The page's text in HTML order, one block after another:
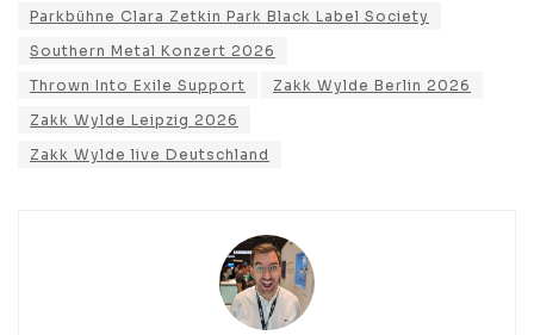
Parkbühne Clara Zetkin Park Black Label Society
Southern Metal Konzert 2026
Thrown Into Exile Support
Zakk Wylde Berlin 2026
Zakk Wylde Leipzig 2026
Zakk Wylde live Deutschland